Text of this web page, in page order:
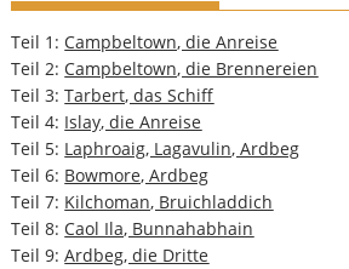
Teil 1: Campbeltown, die Anreise
Teil 2: Campbeltown, die Brennereien
Teil 3:Tarbert, das Schiff
Teil 4: Islay, die Anreise
Teil 5: Laphroaig, Lagavulin, Ardbeg
Teil 6: Bowmore, Ardbeg
Teil 7: Kilchoman, Bruichladdich
Teil 8: Caol Ila, Bunnahabhain
Teil 9:Ardbeg, die Dritte